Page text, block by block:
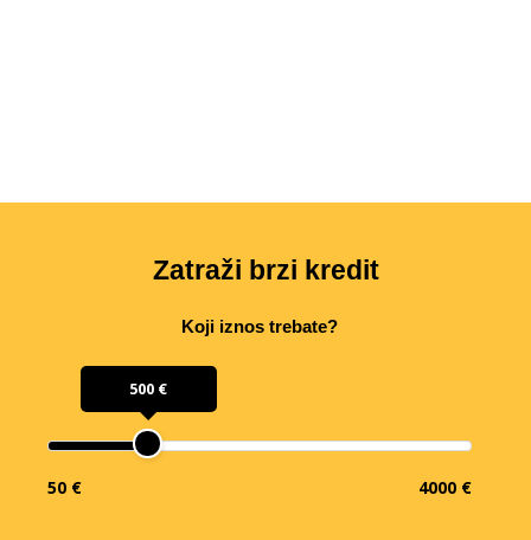
Zatraži brzi kredit
Koji iznos trebate?
500 €
50 € 4000 €